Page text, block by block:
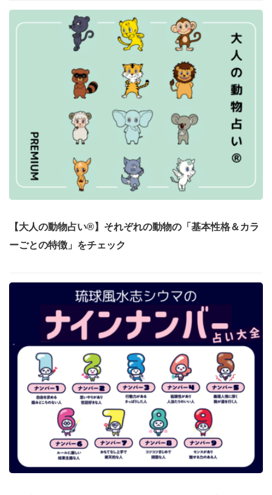
【大人の動物占い®】それぞれの動物の「基本性格＆カラ
ーごとの特徴」をチェック